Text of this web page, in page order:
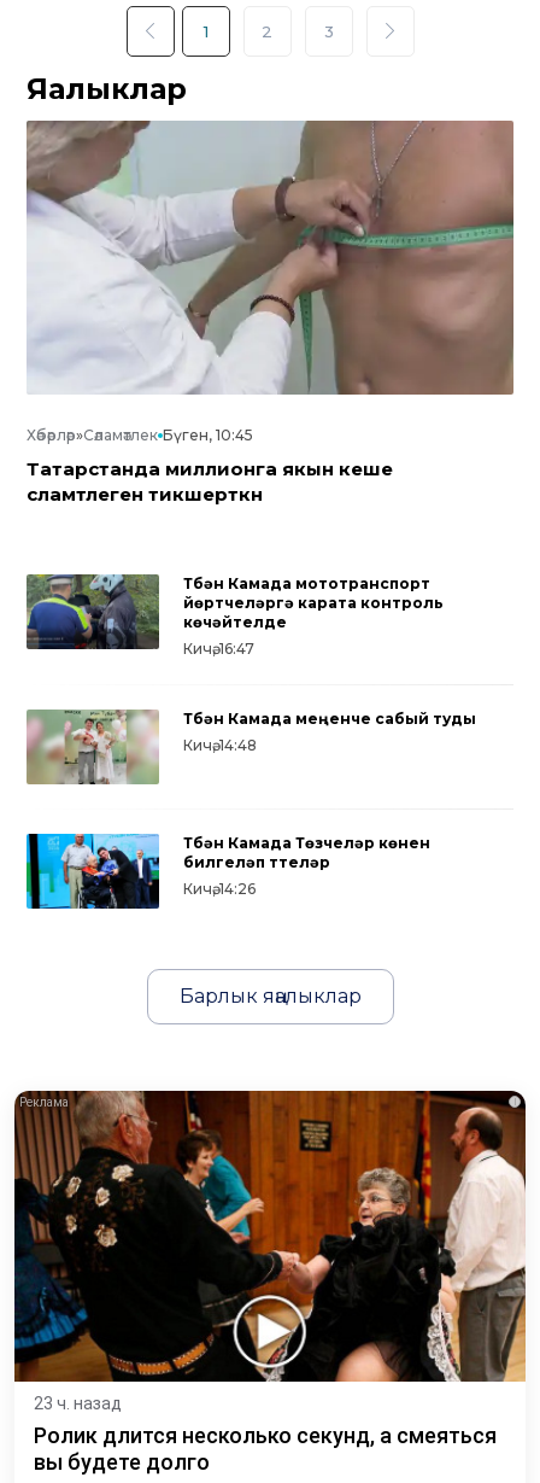
1 2 3
Яңалыклар
Хәбәрләр»Сәламәтлек Бүген, 10:45
Татарстанда миллионга якын кеше
сәламәтлеген тикшерткән
Түбән Камада мототранспорт
йөртүчеләргә карата контроль
көчәйтелде
Кичә, 16:47
Түбән Камада меңенче сабый туды
Кичә, 14:48
Түбән Камада Төзүчеләр көнен
билгеләп үттеләр
Кичә, 14:26
Барлык яңалыклар
i
23 ч. назад
Ролик длится несколько секунд, а смеяться
вы будете долго